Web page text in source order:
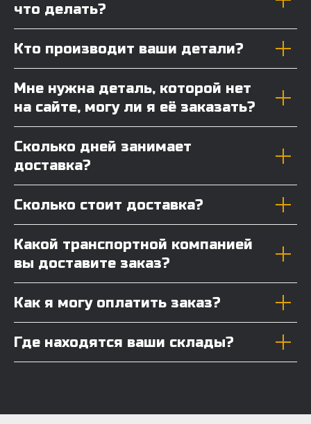
что делать?
Кто производит ваши детали?
Мне нужна деталь, которой нет
на сайте, могу ли я её заказать?
Сколько дней занимает
доставка?
Сколько стоит доставка?
Какой транспортной компанией
вы доставите заказ?
Как я могу оплатить заказ?
Где находятся ваши склады?